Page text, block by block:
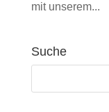
mit unserem...
Suche